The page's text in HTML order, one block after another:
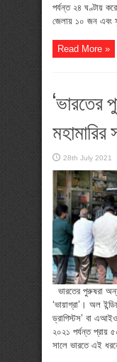
পর্যন্ত ২৪ ঘণ্টায়
জেলায় ১০ জন এবং
Read More »
মহামারির
28th July 2021
ভারতের পুরুষরা
‘ভায়াগ্রা’। অল
ড্রাগিস্টস’ বা
২০২১ পর্যন্ত প্রায়
সালে ভারতে এই